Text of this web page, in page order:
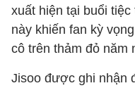
xuất hiện tại buổi
này khiến fan kỳ
cô trên thảm đỏ năm
Jisoo được ghi nhận